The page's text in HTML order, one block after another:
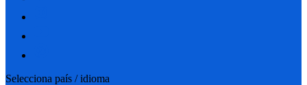
Selecciona país / idioma